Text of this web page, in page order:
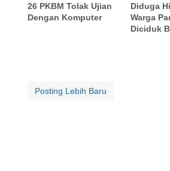
26 PKBM Tolak Ujian
Dengan Komputer
Diduga
Warga
Diciduk
Posting Lebih Baru